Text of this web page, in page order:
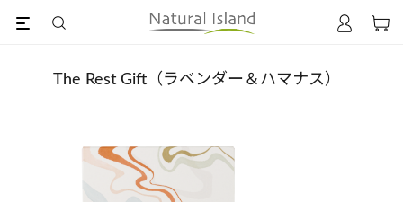
The Rest Gift（ラベンダー＆ハマナス）